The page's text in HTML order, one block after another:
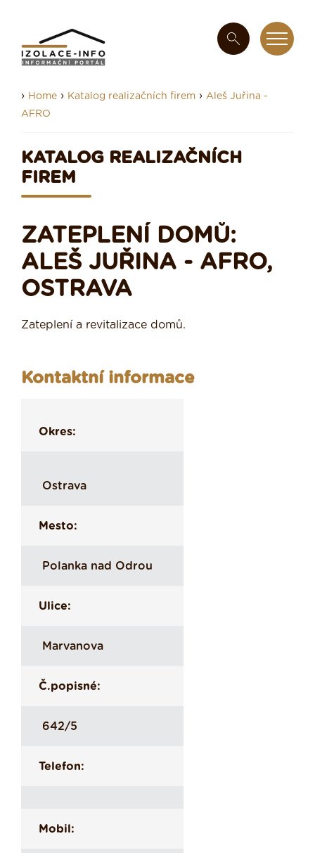
› Home › Katalog realizačních firem › Aleš Juřina -
AFRO
KATALOG REALIZAČNÍCH
FIREM
ZATEPLENÍ DOMŮ:
ALEŠ JUŘINA - AFRO,
OSTRAVA
Zateplení a revitalizace domů.
Kontaktní informace
Okres:
Ostrava
Mesto:
Polanka nad Odrou
Ulice:
Marvanova
Č.popisné:
642/5
Telefon:
Mobil: